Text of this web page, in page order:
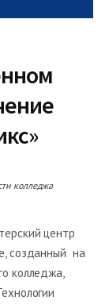
колледжа
центр
созданный на
колледжа,